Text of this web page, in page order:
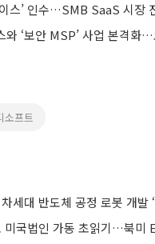
스’ 인수…SMB SaaS 시장
와 ‘보안 MSP’ 사업 본격화
소프트
세대 반도체 공정 로봇 개발
미국법인 가동 초읽기…북미